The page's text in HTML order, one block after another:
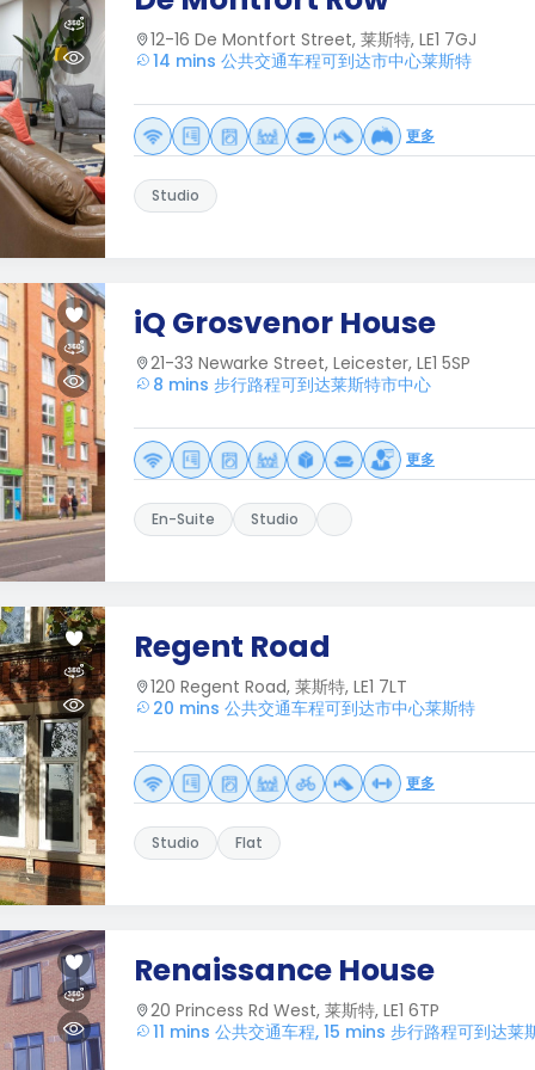
12-16 De Montfort Street, 莱斯特, LE1 7GJ
14 mins 公共交通车程可到达市中心莱斯特
更多
Studio
iQ Grosvenor House
21-33 Newarke Street, Leicester, LE1 5SP
8 mins 步行路程可到达莱斯特市中心
更多
En-Suite Studio
Regent Road
120 Regent Road, 莱斯特, LE1 7LT
20 mins 公共交通车程可到达市中心莱斯特
更多
Studio Flat
Renaissance House
20 Princess Rd West, 莱斯特, LE1 6TP
11 mins 公共交通车程, 15 mins 步行路程可到达莱